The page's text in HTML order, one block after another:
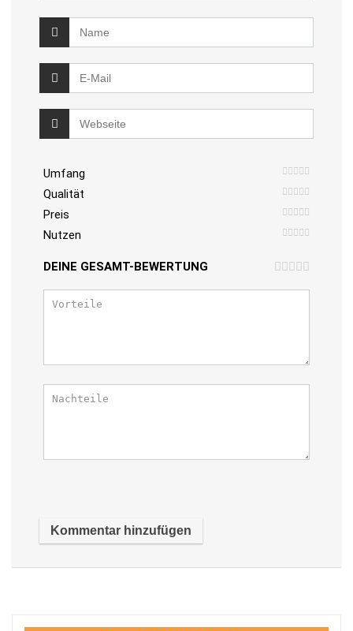
Umfang
Qualität
Preis
Nutzen
DEINE GESAMT-BEWERTUNG